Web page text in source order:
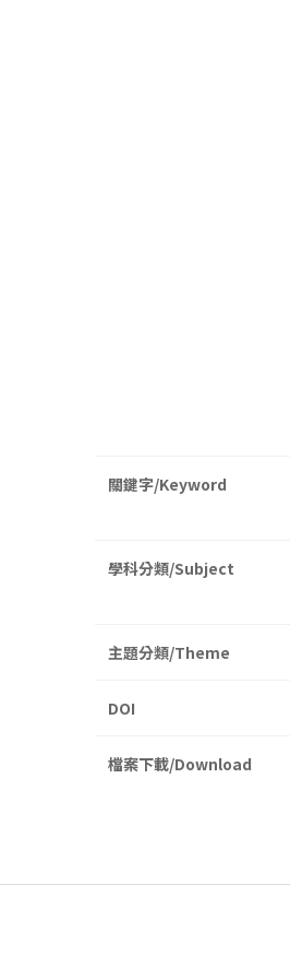
關鍵字/Keyword
學科分類/Subject
主題分類/Theme
DOI
檔案下載/Download